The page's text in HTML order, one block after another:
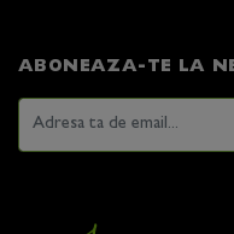
ABONEAZA-TE LA